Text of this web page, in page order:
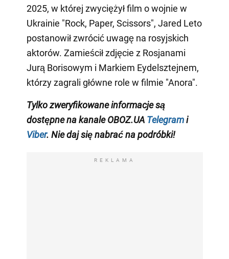
2025, w której zwyciężył film o wojnie w
Ukrainie "Rock, Paper, Scissors", Jared Leto
postanowił zwrócić uwagę na rosyjskich
aktorów. Zamieścił zdjęcie z Rosjanami
Jurą Borisowym i Markiem Eydelsztejnem,
którzy zagrali główne role w filmie "Anora".
Tylkozweryfikowane informacje są
dostępne nakanaleOBOZ.UA Telegrami
Viber. Nie daj się nabrać na podróbki!
REKLAMA